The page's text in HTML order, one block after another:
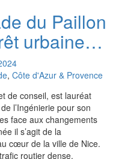
du Paillon
urbaine…
, Côte d'Azur & Provence
de conseil, est lauréat
l’Ingénierie pour son
face aux changements
il s’agit de la
cœur de la ville de Nice.
routier dense,